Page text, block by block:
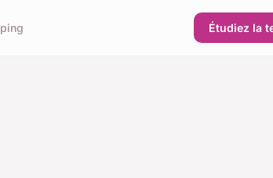
Étudiez la